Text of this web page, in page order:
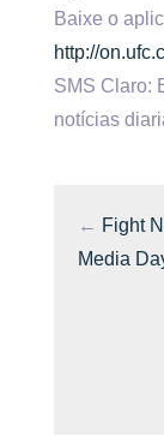
Baixe o
http://
SMS Claro:
notícias
← Fight
Media